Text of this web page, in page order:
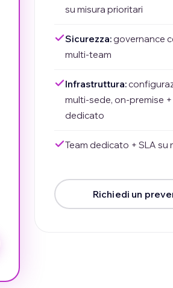
su misura prioritari
Sicurezza:governance
multi-team
Infrastruttura:
multi-sede, on-premise
dedicato
Team dedicato + SLA su
Richiedi un